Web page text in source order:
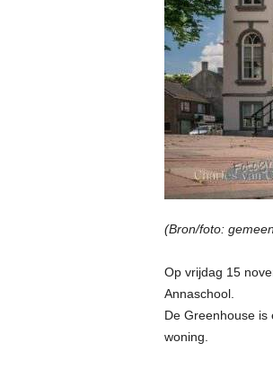
(Bron/foto:
Op vrijdag 15
Annaschool.
De Greenhouse
woning.